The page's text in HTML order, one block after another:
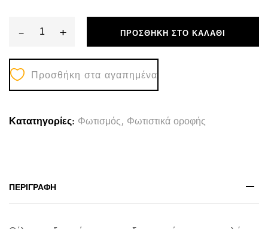
-
ΦΩΤΙΣΤΙΚΟ
ΟΡΟΦΗΣ
ΚΡΕΜΑΣΤΟ
ΜΕ
HM11929.02-
ΠΑΧΟΥΣ
+ ΠΡΟΣΘΉΚΗ ΣΤΟ ΚΑΛΆΘΙ
Προσθήκη στα αγαπημένα
Κατατηγορίες: Φωτισμός, Φωτιστικά οροφής
ΠΕΡΙΓΡΑΦΉ